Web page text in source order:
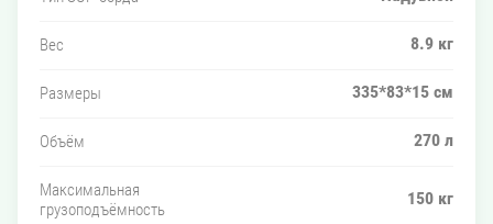
Вес 8.9 кг
Размеры 335*83*15 см
Объём 270 л
Максимальная
грузоподъёмность
150 кг